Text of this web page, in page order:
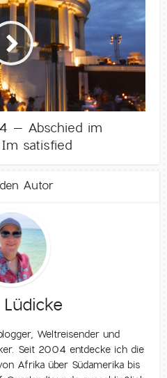
– Abschied im
satisfied
Autor
Weltreisender und
Seit 2004 entdecke ich die
Afrika über Südamerika bis